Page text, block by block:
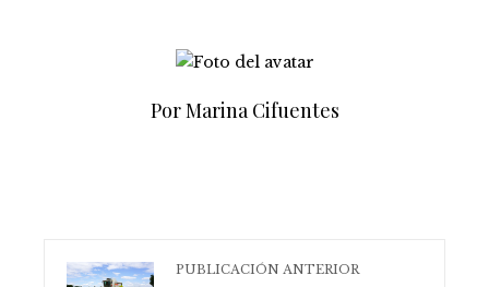
Por Marina Cifuentes
PUBLICACIÓN ANTERIOR